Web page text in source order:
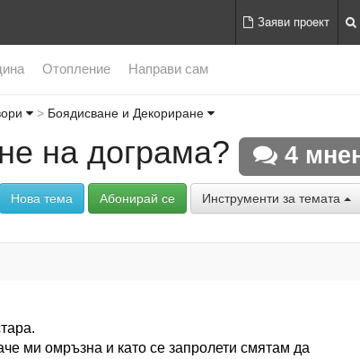
Заяви проект
Отопление Направи сам
Боядисване и Декориране
на дограма? 4
Нова тема Абонирай се Инструменти за темата
ми омръзна и като се запролети смятам да